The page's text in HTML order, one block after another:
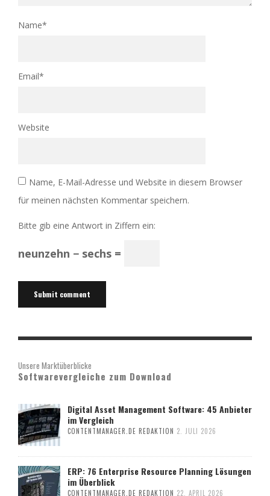
Name*
Email*
Website
Name, E-Mail-Adresse und Website in diesem Browser
für meinen nächsten Kommentar speichern.
Bitte gib eine Antwort in Ziffern ein:
neunzehn − sechs =
Unsere Marktüberblicke
Softwarevergleiche zum Download
Digital Asset Management Software: 45 Anbieter
im Vergleich
CONTENTMANAGER.DE REDAKTION 2. JULI 2026
ERP: 76 Enterprise Resource Planning Lösungen
im Überblick
CONTENTMANAGER.DE REDAKTION 22. APRIL 2026